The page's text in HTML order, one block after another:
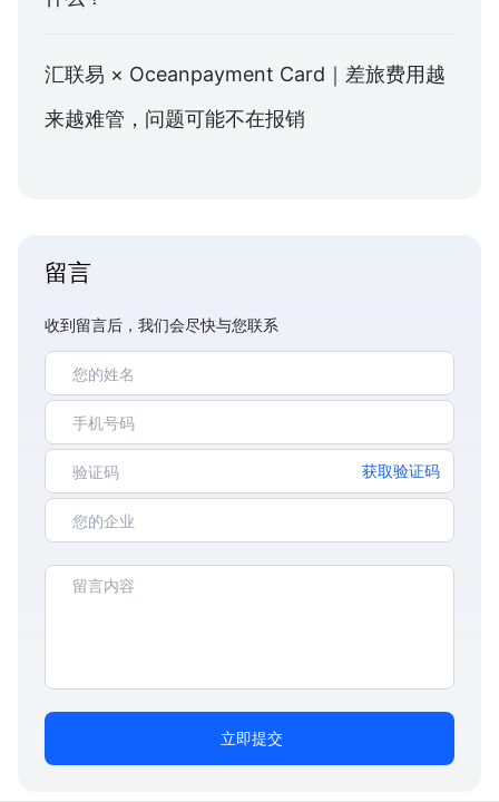
汇联易 × Oceanpayment Card｜差旅费用越
来越难管，问题可能不在报销
留言
收到留言后，我们会尽快与您联系
获取验证码
立即提交